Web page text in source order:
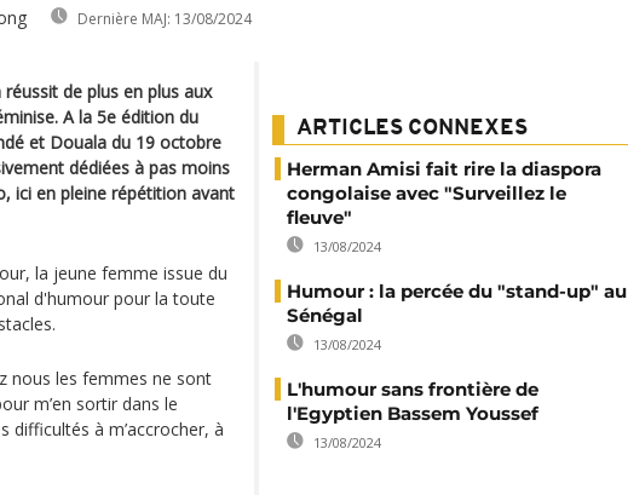
Dernière MAJ: 13/08/2024
de plus en plus aux
A la 5e édition du
et Douala du 19 octobre
dédiées à pas moins
ici en pleine répétition avant
la jeune femme issue du
d'humour pour la toute
nous les femmes ne sont
m’en sortir dans le
difficultés à m’accrocher, à
ARTICLES CONNEXES
Herman Amisi fait rire la diaspora
congolaise avec "Surveillez le
fleuve"
13/08/2024
Humour : la percée du "stand-up" au
Sénégal
13/08/2024
L'humour sans frontière de
l'Egyptien Bassem Youssef
13/08/2024